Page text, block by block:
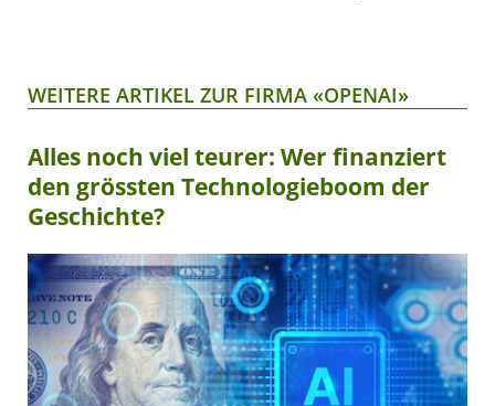
WEITERE ARTIKEL ZUR FIRMA «OPENAI»
Alles noch viel teurer: Wer finanziert
den grössten Technologieboom der
Geschichte?